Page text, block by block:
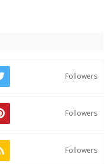
Followers
Followers
Followers